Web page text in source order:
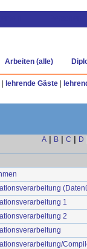
Arbeiten (alle)
lehrende Gäste
A
B C D
1
2